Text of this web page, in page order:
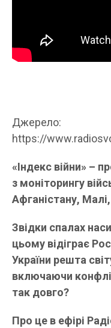
Джерело:
https://
«Індекс війни» –
з моніторингу
Афганістану, Малі,
Звідки спалах
цьому відіграє
України решта
включаючи
так довго?
Про це в ефірі